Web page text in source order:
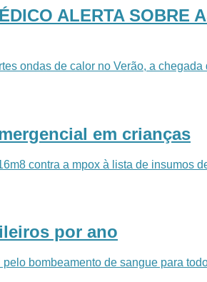
ALERTA SOBRE
ondas de calor no Verão, a
em crianças
contra a mpox à lista de insumos
por ano
bombeamento de sangue para